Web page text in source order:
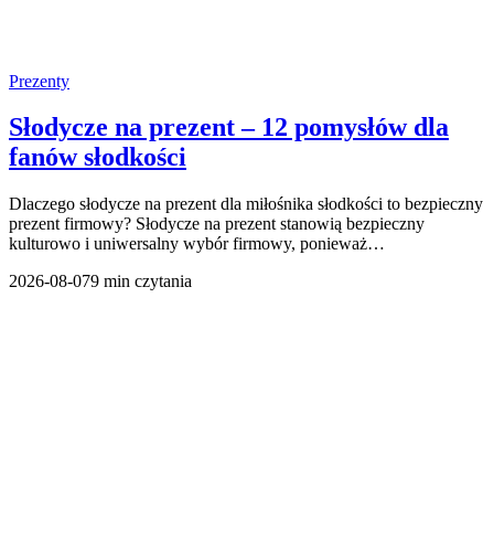
Prezenty
Słodycze na prezent – 12 pomysłów dla
fanów słodkości
Dlaczego słodycze na prezent dla miłośnika słodkości to bezpieczny
prezent firmowy? Słodycze na prezent stanowią bezpieczny
kulturowo i uniwersalny wybór firmowy, ponieważ…
2026-08-079 min czytania